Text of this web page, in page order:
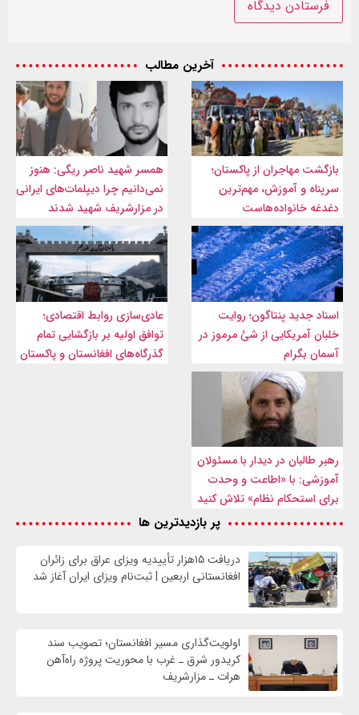
آخرین مطالب
بازگشت مهاجران از پاکستان؛
سرپناه و آموزش، مهم‌ترین
دغدغه خانواده‌هاست
همسر شهید ناصر ریگی: هنوز
نمی‌دانیم چرا دیپلمات‌های ایرانی
در مزارشریف شهید شدند
اسناد جدید پنتاگون؛ روایت
خلبان آمریکایی از شئ مرموز در
آسمان بگرام
عادی‌سازی روابط اقتصادی؛
توافق اولیه بر بازگشایی تمام
گذرگاه‌های افغانستان و پاکستان
رهبر طالبان در دیدار با مسئولان
آموزشی: با «اطاعت و وحدت
برای استحکام نظام» تلاش کنید
پر بازدیدترین ها
دریافت ۱۵هزار تأییدیه ویزای عراق برای زائران
افغانستانی اربعین | ثبت‌نام ویزای ایران آغاز شد
اولویت‌گذاری مسیر افغانستان؛ تصویب سند
کریدور شرق ـ غرب با محوریت پروژه راه‌آهن
هرات ـ مزارشریف